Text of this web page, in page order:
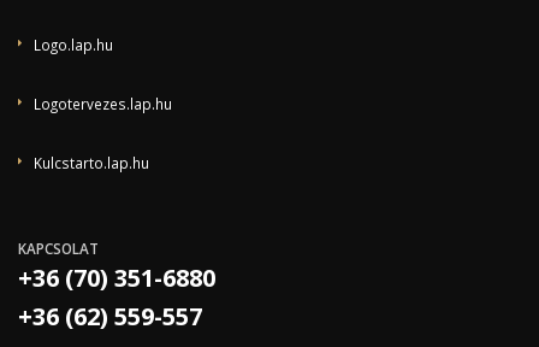
Logo.lap.hu
Logotervezes.lap.hu
Kulcstarto.lap.hu
KAPCSOLAT
+36 (70) 351-6880
+36 (62) 559-557